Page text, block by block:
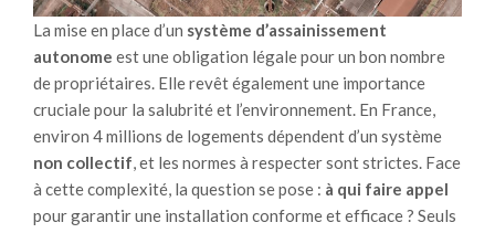
e
m
e
n
t
e
t
d
s
p
r
a
t
i
q
u
La mise en place d’un système d’assainissement
autonome est une obligation légale pour un bon nombre
de propriétaires. Elle revêt également une importance
cruciale pour la salubrité et l’environnement. En France,
environ 4 millions de logements dépendent d’un système
non collectif, et les normes à respecter sont strictes. Face
à cette complexité, la question se pose : à qui faire appel
pour garantir une installation conforme et efficace ? Seuls